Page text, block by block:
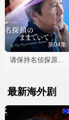
第04集
最新海外剧